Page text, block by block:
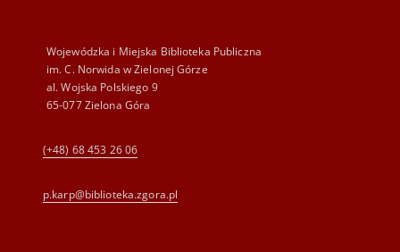
Wojewódzka i Miejska Biblioteka Publiczna
im. C. Norwida w Zielonej Górze
al. Wojska Polskiego 9
65-077 Zielona Góra
(+48) 68 453 26 06
p.karp@biblioteka.zgora.pl